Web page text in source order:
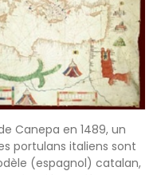
Canepa en 1489, un
portulans italiens sont
(espagnol) catalan,